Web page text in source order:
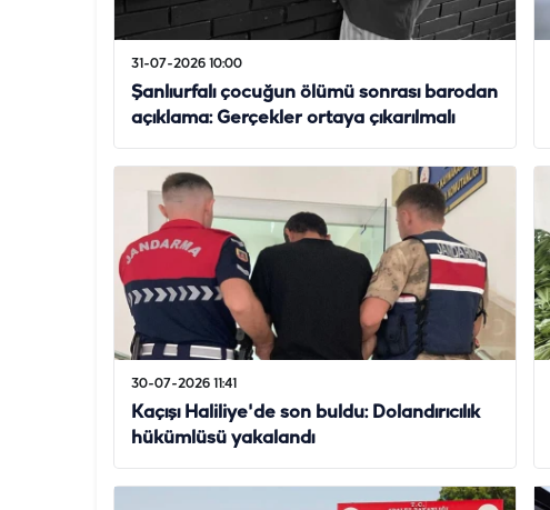
31-07-2026 10:00
Şanlıurfalı çocuğun ölümü sonrası barodan
açıklama: Gerçekler ortaya çıkarılmalı
30-07-2026 11:41
Kaçışı Haliliye'de son buldu: Dolandırıcılık
hükümlüsü yakalandı